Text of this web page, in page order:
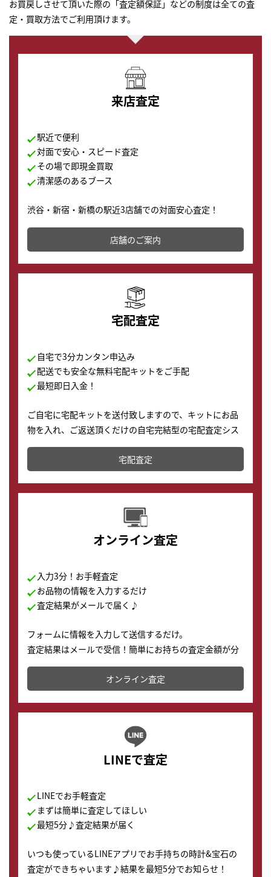
お買戻しさせて頂いた際の「査定額保証」などの制度は全ての査
定・買取方法でご利用頂けます。
来店査定
駅近で便利
対面で安心・スピード査定
その場で即現金買取
清潔感のあるブース
渋谷・新宿・新橋の駅近3店舗での対面安心査定！
その場で現金買取致します。渋谷本店では、時計販売の
店舗を併設しており、下取りに出してお得に新しい時計
の購入もできます♪
店舗のご案内
宅配査定
自宅で3分カンタン申込み
配送でも安全な無料宅配キットをご手配
最短即日入金！
ご自宅に宅配キットを送付致しますので、キットにお品
物を入れ、ご返送頂くだけの自宅完結型の宅配査定シス
テムです。
配送でも簡単&安全に査定・買取に出すことが可能で
す。
宅配査定
オンライン査定
入力3分！お手軽査定
お品物の情報を入力するだけ
査定結果がメールで届く♪
フォームに情報を入力して送信するだけ。
査定結果はメールで受信！簡単にお持ちの査定金額が分
かります。
オンライン査定
LINEで査定
LINEでお手軽査定
まずは簡単に査定してほしい
最短5分♪査定結果が届く
いつも使っているLINEアプリでお手持ちの時計&宝石の
査定ができちゃいます♪結果を最短5分でお知らせ！